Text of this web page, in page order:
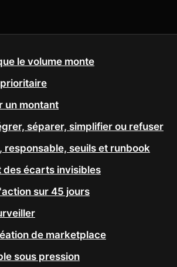
le volume monte
un montant
séparer, simplifier ou refuser
seuils et runbook
écarts invisibles
sur 45 jours
de marketplace
sous pression